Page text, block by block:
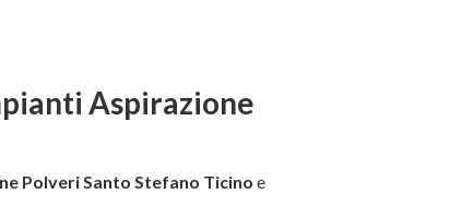
Aspirazione
Polveri Santo Stefano Ticino e